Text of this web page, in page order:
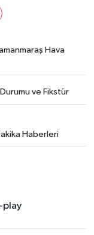
Hava
ve Fikstür
Haberleri